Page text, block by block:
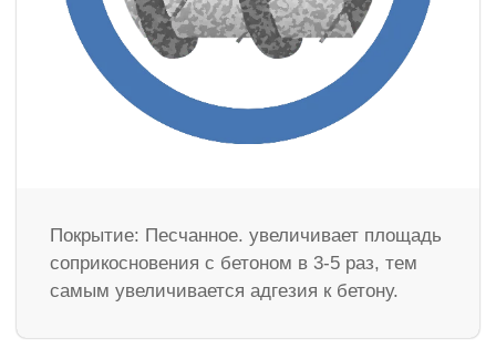
Покрытие: Песчанное. увеличивает площадь
соприкосновения с бетоном в 3-5 раз, тем
самым увеличивается адгезия к бетону.